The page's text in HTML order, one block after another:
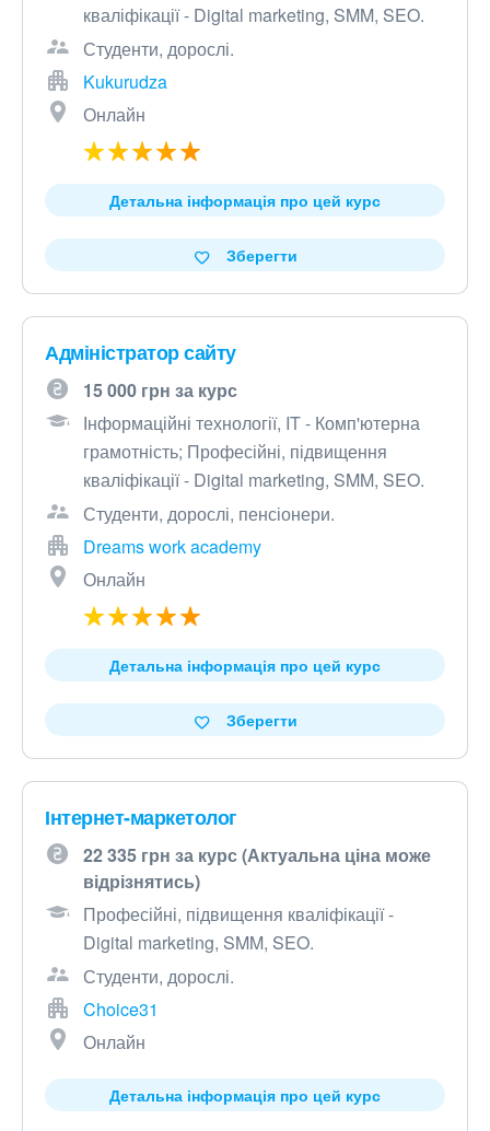
кваліфікації - Digital marketing, SMM, SEO.
Студенти, дорослі.
Kukurudza
Онлайн
Детальна інформація про цей курс
Зберегти
Адміністратор сайту
15 000 грн за курс
Інформаційні технології, IT - Комп'ютерна
грамотність; Професійні, підвищення
кваліфікації - Digital marketing, SMM, SEO.
Студенти, дорослі, пенсіонери.
Dreams work academy
Онлайн
Детальна інформація про цей курс
Зберегти
Інтернет-маркетолог
22 335 грн за курс (Актуальна ціна може
відрізнятись)
Професійні, підвищення кваліфікації -
Digital marketing, SMM, SEO.
Студенти, дорослі.
Choice31
Онлайн
Детальна інформація про цей курс